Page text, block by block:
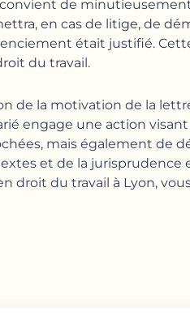
de
en cas de litige, de
était justifié.
du travail.
de la motivation de la
engage une action
mais également de
et de la
droit du travail à Lyon,